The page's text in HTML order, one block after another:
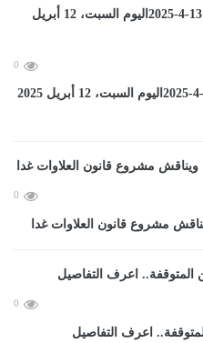
0
حظك اليوم.. توقعات الابراج الأحد 13-4-2025اليوم السبت، 12 أبريل 2025
0
مشروع قانون العلاوات غدا
0
اعرف التفاصيل